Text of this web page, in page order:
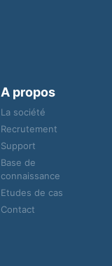
A propos
La société
Recrutement
Support
Base de
connaissance
Etudes de cas
Contact